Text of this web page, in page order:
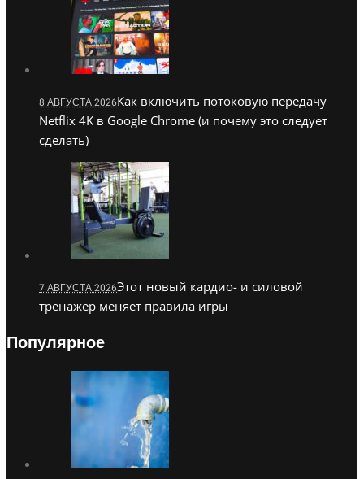
8 АВГУСТА 2026Как включить потоковую передачу
Netflix 4K в Google Chrome (и почему это следует
сделать)
7 АВГУСТА 2026Этот новый кардио- и силовой
тренажер меняет правила игры
Популярное